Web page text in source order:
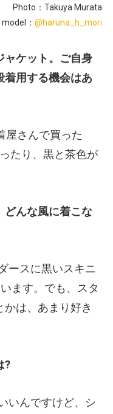
Photo：Takuya Murata
model： @haruna_h_mori
ャケット。ご自身
着用する機会はあ
屋さんで買った
たり、黒と茶色が
どんな風に着こな
ースに黒いスキニ
ます。でも、スタ
は、あまり好き
?
いんですけど、シ